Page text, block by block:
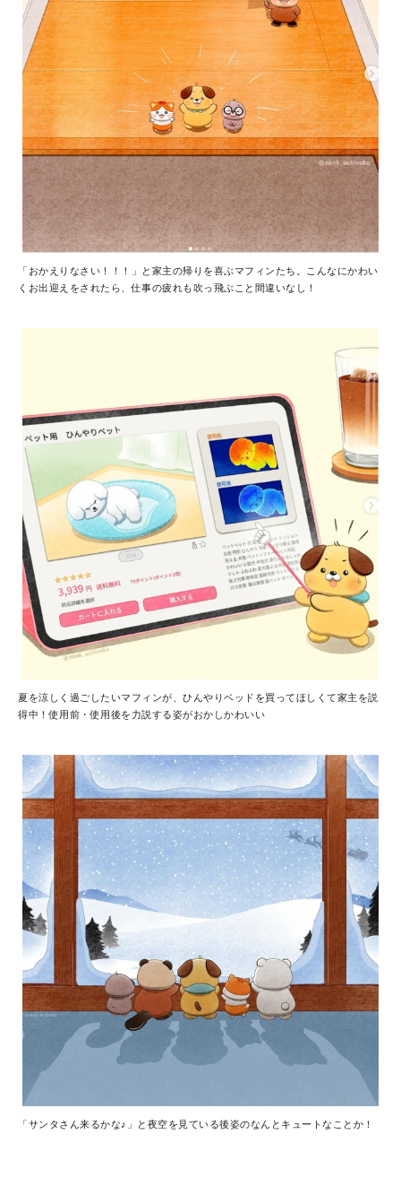
「おかえりなさい！！！」と家主の帰りを喜ぶマフィンたち。こんなにかわい
くお出迎えをされたら、仕事の疲れも吹っ飛ぶこと間違いなし！
夏を涼しく過ごしたいマフィンが、ひんやりベッドを買ってほしくて家主を説
得中！使用前・使用後を力説する姿がおかしかわいい
「サンタさん来るかな♪」と夜空を見ている後姿のなんとキュートなことか！